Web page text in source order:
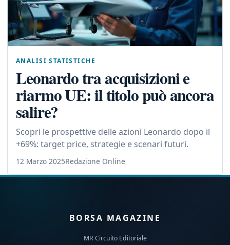
ANALISI STATISTICHE
Leonardo tra acquisizioni e
riarmo UE: il titolo può ancora
salire?
Scopri le prospettive delle azioni Leonardo dopo il
+69%: target price, strategie e scenari futuri.
12 Marzo 2025Redazione Online
BORSA MAGAZINE
MR Circuito Editoriale